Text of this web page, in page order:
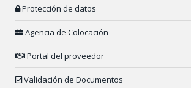
Protección de datos
Agencia de Colocación
Portal del proveedor
Validación de Documentos